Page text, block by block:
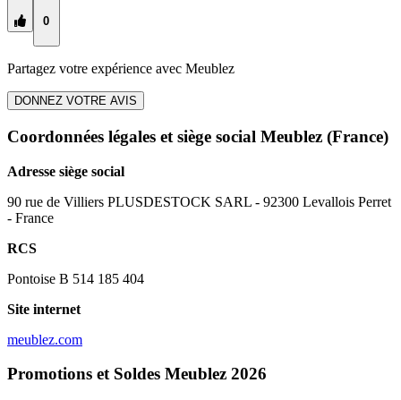
0
Partagez votre expérience avec Meublez
DONNEZ VOTRE AVIS
Coordonnées légales et siège social Meublez (France)
Adresse siège social
90 rue de Villiers PLUSDESTOCK SARL - 92300 Levallois Perret
- France
RCS
Pontoise B 514 185 404
Site internet
meublez.com
Promotions et Soldes Meublez 2026